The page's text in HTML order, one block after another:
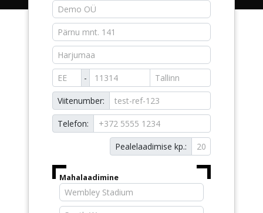
-
Viitenumber:
Telefon:
Pealelaadimise kp.:
Mahalaadimine